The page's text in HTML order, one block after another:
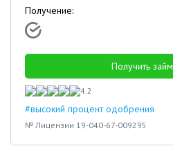
Получение:
Получить займ
4.2
#высокий процент одобрения
№ Лицензии 19-040-67-009295